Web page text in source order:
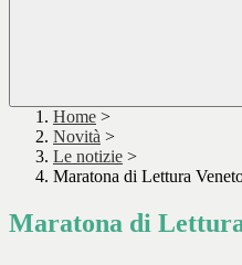
Home >
Novità >
Le notizie >
Maratona di Lettura
Maratona di